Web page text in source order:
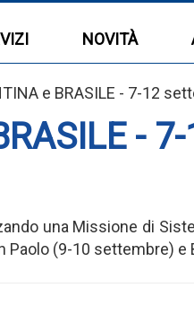
NOVITÀ
e BRASILE - 7-12
-
una Missione di
(9-10 settembre)